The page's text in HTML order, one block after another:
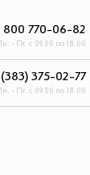
800 770-06-82
- Пт. с 09.00 по 18.00
375-02-77
- Пт. с 09.00 по 18.00